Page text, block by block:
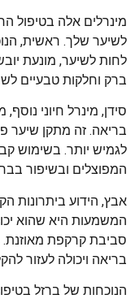
לשיער שלך. ראשית,
לחות לשיער, מונעת
ברק וחלקות טבעיים
סידן, מינרל חיוני
בריאה. זה מתקן שיער
לגמיש יותר. בשימוש
המפוצלים ובשיפור
אבץ, הידוע ביתרונות
המשמעות היא שהוא
סביבת קרקפת מאוזנת.
בריאה ויכולה לעזור
הנוכחות של ברזל